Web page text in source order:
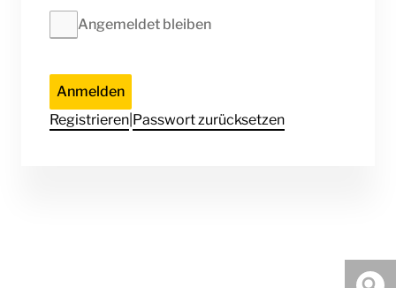
Angemeldet bleiben
Anmelden
Registrieren Passwort zurücksetzen